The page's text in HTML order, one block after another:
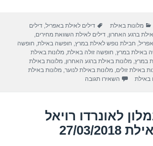
s
A
p
p
gr
a
m
e
קטגוריות
מלונות באילת תגיות
דילים לאילת באפריל ,דילים
ברגע האחרון ,דילים לאילת השוואת מחירים
חבילת נופש לאילת במרץ חופשה באילת חופשה
באילת במרץ חופשה זולה באילת ,מלונות באילת
במרץ ,מלונות באילת ברגע האחרון ,מלונות באילת
באילת זולים ,מלונות באילת לנוער ,מלונות באילת
באילת השאירו תגובה
לאונרדו רויאל
03/2018